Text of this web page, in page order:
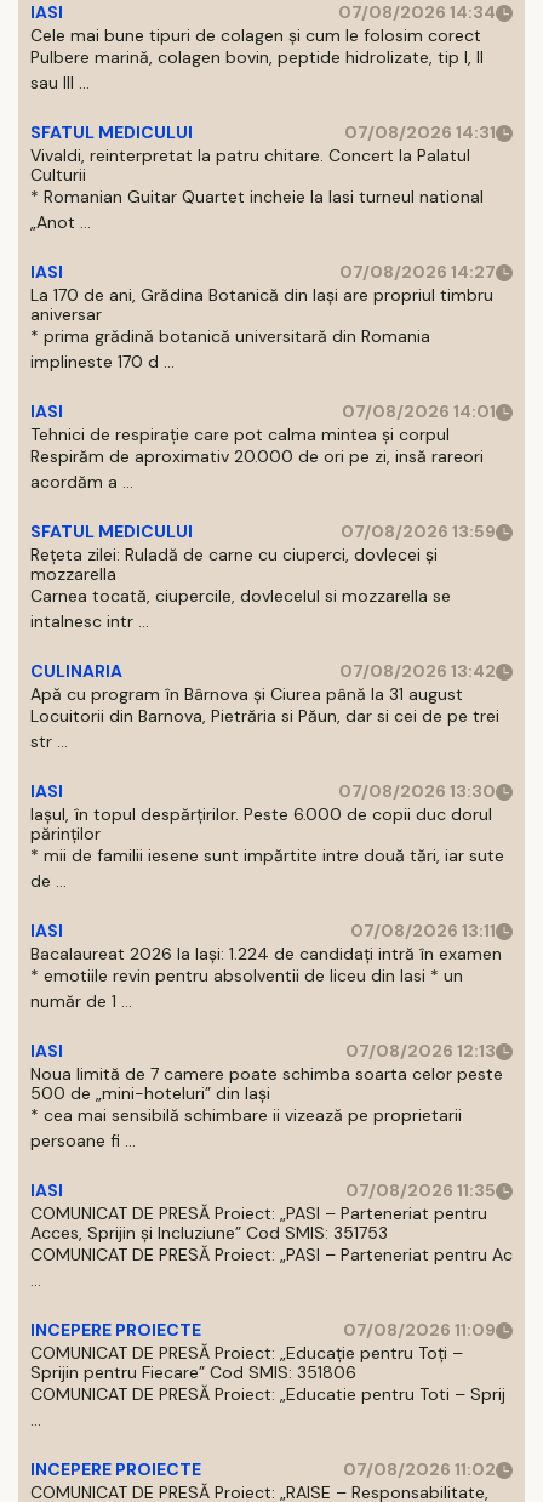
IASI
07/08/2026 14:34
Cele mai bune tipuri de colagen și cum le folosim corect
Pulbere marină, colagen bovin, peptide hidrolizate, tip I, II
sau III ...
SFATUL MEDICULUI
07/08/2026 14:31
Vivaldi, reinterpretat la patru chitare. Concert la Palatul
Culturii
* Romanian Guitar Quartet incheie la Iasi turneul national
„Anot ...
IASI
07/08/2026 14:27
La 170 de ani, Grădina Botanică din Iași are propriul timbru
aniversar
* prima grădină botanică universitară din Romania
implineste 170 d ...
IASI
07/08/2026 14:01
Tehnici de respirație care pot calma mintea și corpul
Respirăm de aproximativ 20.000 de ori pe zi, insă rareori
acordăm a ...
SFATUL MEDICULUI
07/08/2026 13:59
Rețeta zilei: Ruladă de carne cu ciuperci, dovlecei și
mozzarella
Carnea tocată, ciupercile, dovlecelul si mozzarella se
intalnesc intr ...
CULINARIA
07/08/2026 13:42
Apă cu program în Bârnova și Ciurea până la 31 august
Locuitorii din Barnova, Pietrăria si Păun, dar si cei de pe trei
str ...
IASI
07/08/2026 13:30
Iașul, în topul despărțirilor. Peste 6.000 de copii duc dorul
părinților
* mii de familii iesene sunt impărtite intre două tări, iar sute
de ...
IASI
07/08/2026 13:11
Bacalaureat 2026 la Iași: 1.224 de candidați intră în examen
* emotiile revin pentru absolventii de liceu din Iasi * un
număr de 1 ...
IASI
07/08/2026 12:13
Noua limită de 7 camere poate schimba soarta celor peste
500 de „mini-hoteluri” din Iași
* cea mai sensibilă schimbare ii vizează pe proprietarii
persoane fi ...
IASI
07/08/2026 11:35
COMUNICAT DE PRESĂ Proiect: „PASI – Parteneriat pentru
Acces, Sprijin și Incluziune” Cod SMIS: 351753
COMUNICAT DE PRESĂ Proiect: „PASI – Parteneriat pentru Ac
...
INCEPERE PROIECTE
07/08/2026 11:09
COMUNICAT DE PRESĂ Proiect: „Educație pentru Toți –
Sprijin pentru Fiecare” Cod SMIS: 351806
COMUNICAT DE PRESĂ Proiect: „Educatie pentru Toti – Sprij
...
INCEPERE PROIECTE
07/08/2026 11:02
COMUNICAT DE PRESĂ Proiect: „RAISE – Responsabilitate,